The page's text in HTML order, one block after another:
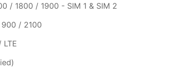
/ 1800 / 1900 - SIM 1 & SIM 2
/ 2100
LTE